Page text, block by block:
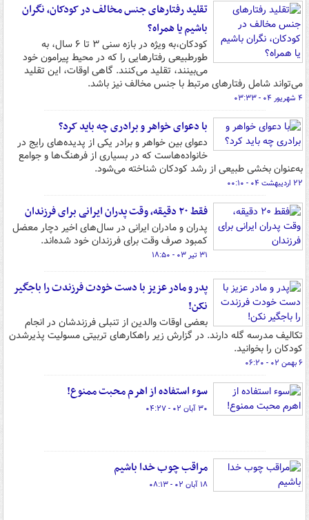
تقلید رفتارهای جنس مخالف در کودکان، نگران
باشیم یا همراه؟
کودکان،به ویژه در بازه سنی ۳ تا ۶ سال، به
طورطبیعی رفتارهایی را که در محیط پیرامون خود
می‌بینند، تقلید می‌کنند. گاهی اوقات، این تقلید
می‌تواند شامل رفتارهای مرتبط با جنس مخالف نیز باشد.
۴ شهریور ۰۴ - ۰۳:۳۳
با دعوای خواهر و برادری چه باید کرد؟
دعوای بین خواهر و برادر یکی از پدیده‌های رایج در
خانواده‌هاست که در بسیاری از فرهنگ‌ها و جوامع
به‌عنوان بخشی طبیعی از رشد کودکان شناخته می‌شود.
۲۲ اردیبهشت ۰۴ - ۰۰:۱۰
فقط ۲۰ دقیقه، وقت پدران ایرانی برای فرزندان
پدران و مادران ایرانی در سال‌های اخیر دچار معضل
کمبود صرف وقت برای فرزندان خود شده‌اند.
۳۱ تیر ۰۳ - ۱۸:۵۰
پدر و مادر عزیز با دست خودت فرزندت را باجگیر
نکن!
بعضی اوقات والدین از تنبلی فرزندشان در انجام
تکالیف مدرسه گله دارند. در گزارش زیر راهکارهای تربیتی مسولیت پذیرشدن
کودکان را بخوانید.
۶ بهمن ۰۲ - ۰۶:۲۰
سوء استفاده از اهرم محبت ممنوع!
۳۰ آبان ۰۲ - ۰۴:۲۷
مراقب چوب خدا باشیم
۱۸ آبان ۰۲ - ۰۸:۱۳